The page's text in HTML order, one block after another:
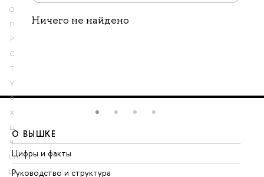
О
П
Р
С
Т
У
Ф
Х
Ц
Ч
Ш
Щ
Ничего не найдено
О ВЫШКЕ
Цифры и факты
Руководство и структура